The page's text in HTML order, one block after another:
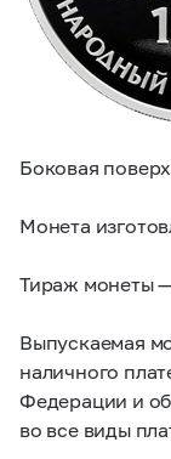
Боковая
Монета
Тираж монеты
Выпускаемая
наличного
Федерации и
во все виды